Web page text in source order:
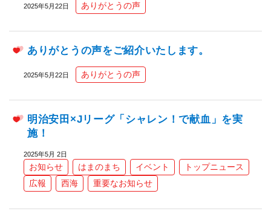
2025年5月22日 ありがとうの声
ありがとうの声をご紹介いたします。
2025年5月22日 ありがとうの声
明治安田×Jリーグ「シャレン！で献血」を実
施！
2025年5月 2日
お知らせ はまのまち イベント
トップニュース
広報
西海 重要なお知らせ